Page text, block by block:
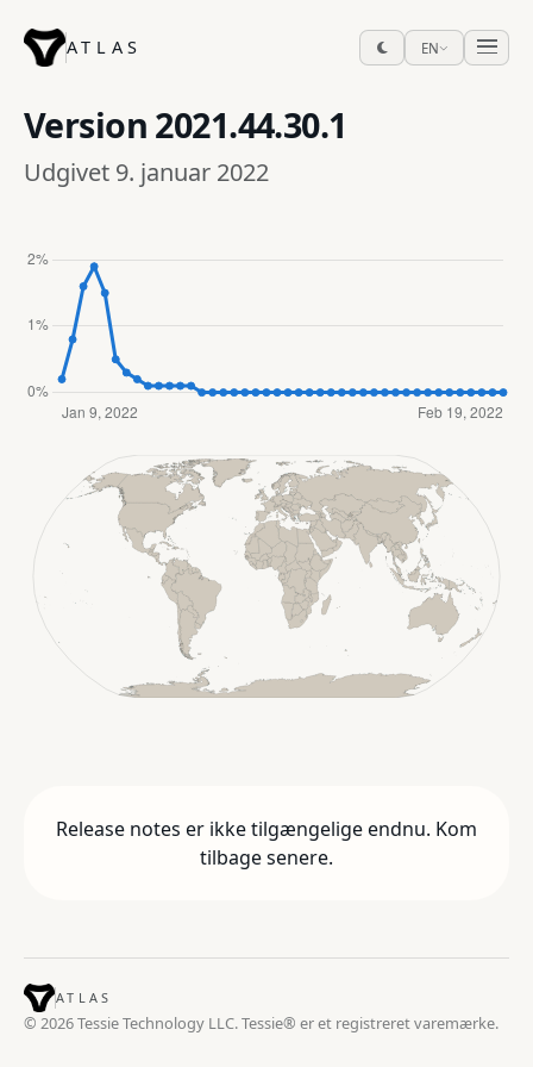
ATLAS EN
Version 2021.44.30.1
Udgivet 9. januar 2022
Release notes er ikke tilgængelige endnu. Kom
tilbage senere.
ATLAS
© 2026 Tessie Technology LLC. Tessie® er et registreret varemærke.